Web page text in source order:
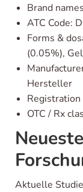
Brand
ATC Code:
Forms &
(0.05%),
Hersteller
OTC / Rx
Neueste
Aktuelle